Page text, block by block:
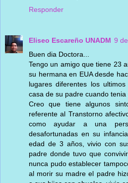
Responder
Eliseo Escareño UNADM 9
Buen dia Doctora...
Tengo un amigo que tiene 23
su hermana en EUA desde
lugares diferentes los
casa de su padre cuando tenia
Creo que tiene algunos
referente al Transtorno
como ayudar a una
desafortunadas en su
edad de 3 años, vivio con
padre donde tuvo que
nunca pudo establecer
al morir su madre el padre